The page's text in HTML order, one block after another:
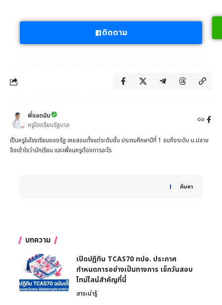
ติดตาม
พี่แอดมิน
ครูโรงเรียนรัฐบาล
เป็นครูในโรงเรียนของรัฐ เคยสอนตั้งแต่ระดับชั้น ประถมศึกษาปีที่ 1 จนถึงระดับ ม.ปลาย
จึงเข้าใจว่านักเรียน และเพื่อนครูต้องการอะไร
ค้นหา
When autocomplete results are available use up and
บทความ
เปิดปฏิทิน TCAS70 ทปอ. ประกาศ
กำหนดการอย่างเป็นทางการ เช็กวันสอบ
ไทม์ไลน์สำคัญที่นี่
สาระน่ารู้